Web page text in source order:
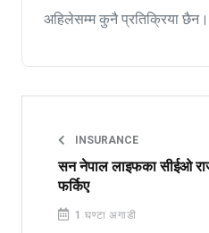
अहिलेसम्म कुनै प्रतिक्रिया छैन।
INSURANCE
सन नेपाल लाइफका सीईओ
फर्किए
1 घण्टा अगाडी